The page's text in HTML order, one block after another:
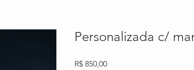
Personalizada c/
R$ 850,00Preço